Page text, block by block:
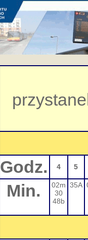
Godz. 4 5
Min.
02m
30
48b
35A